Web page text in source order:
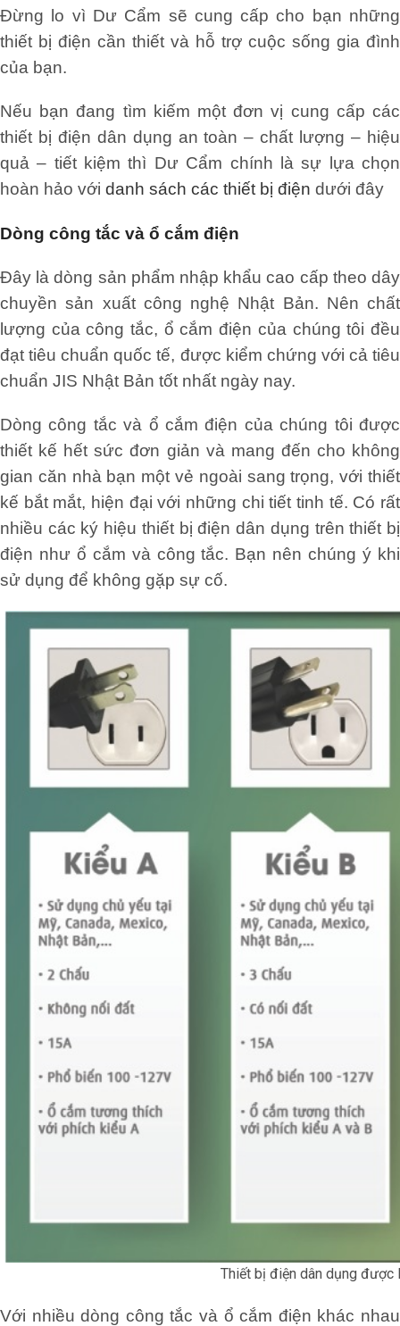
Đừng lo vì Dư Cẩm sẽ cung cấp cho bạn những
thiết bị điện cần thiết và hỗ trợ cuộc sống gia đình
của bạn.
Nếu bạn đang tìm kiếm một đơn vị cung cấp các
thiết bị điện dân dụng an toàn – chất lượng – hiệu
quả – tiết kiệm thì Dư Cẩm chính là sự lựa chọn
hoàn hảo với danh sách các thiết bị điện dưới đây
Dòng công tắc và ổ cắm điện
Đây là dòng sản phẩm nhập khẩu cao cấp theo dây
chuyền sản xuất công nghệ Nhật Bản. Nên chất
lượng của công tắc, ổ cắm điện của chúng tôi đều
đạt tiêu chuẩn quốc tế, được kiểm chứng với cả tiêu
chuẩn JIS Nhật Bản tốt nhất ngày nay.
Dòng công tắc và ổ cắm điện của chúng tôi được
thiết kế hết sức đơn giản và mang đến cho không
gian căn nhà bạn một vẻ ngoài sang trọng, với thiết
kế bắt mắt, hiện đại với những chi tiết tinh tế. Có rất
nhiều các ký hiệu thiết bị điện dân dụng trên thiết bị
điện như ổ cắm và công tắc. Bạn nên chúng ý khi
sử dụng để không gặp sự cố.
Thiết bị điện dân dụng được
Với nhiều dòng công tắc và ổ cắm điện khác nhau